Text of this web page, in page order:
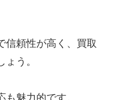
信頼性が高く、買取
う。
魅力的です。